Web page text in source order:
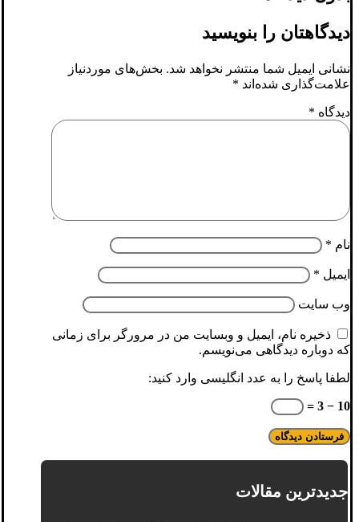
دیدگاهتان را بنویسید
نشانی ایمیل شما منتشر نخواهد شد. بخش‌های موردنیاز
علامت‌گذاری شده‌اند *
دیدگاه *
نام *
ایمیل *
وب‌ سایت
ذخیره نام، ایمیل و وبسایت من در مرورگر برای زمانی
که دوباره دیدگاهی می‌نویسم.
لطفا پاسخ را به عدد انگلیسی وارد کنید:
10 − 3 =
جدیدترین مقالات